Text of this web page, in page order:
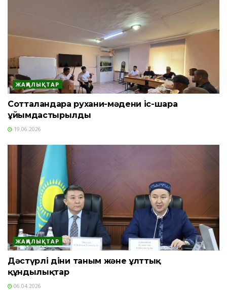
ЖАҢАЛЫҚТАР
Сотталғандарға рухани-мәдени іс-шара
ұйымдастырылды
19.06.2026
ЖАҢАЛЫҚТАР
Дәстүрлі діни таным және ұлттық
құндылықтар
06.04.2026